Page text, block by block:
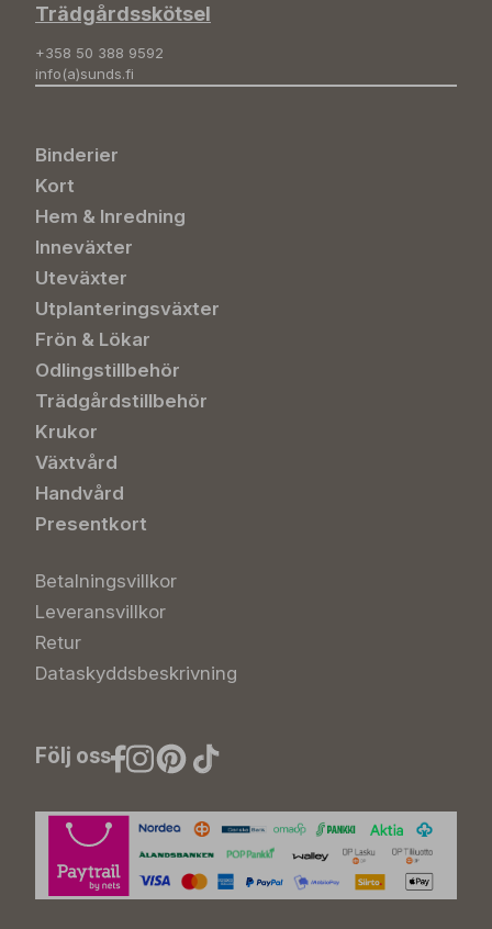
Trädgårdsskötsel
+358 50 388 9592
info(a)sunds.fi
Binderier
Kort
Hem & Inredning
Inneväxter
Uteväxter
Utplanteringsväxter
Frön & Lökar
Odlingstillbehör
Trädgårdstillbehör
Krukor
Växtvård
Handvård
Presentkort
Betalningsvillkor
Leveransvillkor
Retur
Dataskyddsbeskrivning
Följ oss